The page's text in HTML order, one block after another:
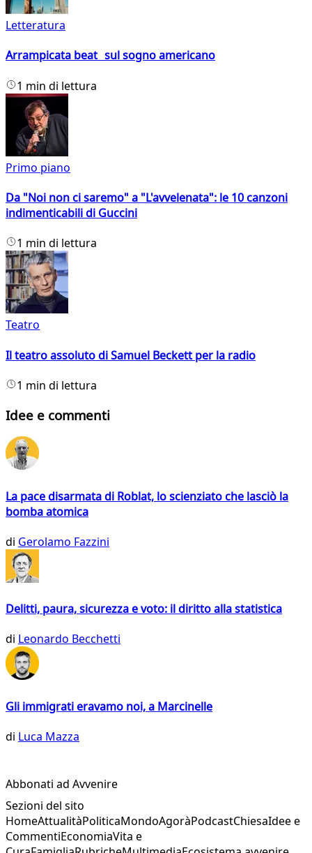
Letteratura
Arrampicata beat sul sogno americano
1 min di lettura
Primo piano
Da "Noi non ci saremo" a "L'avvelenata": le 10 canzoni
indimenticabili di Guccini
1 min di lettura
Teatro
Il teatro assoluto di Samuel Beckett per la radio
1 min di lettura
Idee e commenti
La pace disarmata di Roblat, lo scienziato che lasciò la
bomba atomica
di Gerolamo Fazzini
Delitti, paura, sicurezza e voto: il diritto alla statistica
di Leonardo Becchetti
Gli immigrati eravamo noi, a Marcinelle
di Luca Mazza
Abbonati ad Avvenire
Sezioni del sito
HomeAttualitàPoliticaMondoAgoràPodcastChiesaIdee e
CommentiEconomiaVita e